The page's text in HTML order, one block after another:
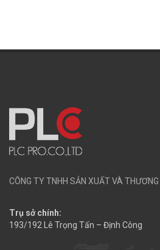
CÔNG TY TNHH SẢN XUẤT VÀ
Trụ sở chính:
193/192 Lê Trọng Tấn – Định Công